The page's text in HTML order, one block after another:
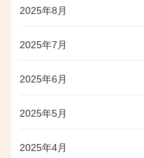
2025年8月
2025年7月
2025年6月
2025年5月
2025年4月